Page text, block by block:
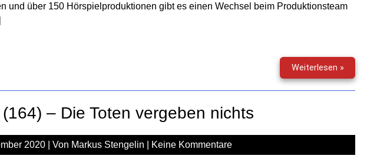
und über 150 Hörspielproduktionen gibt es einen Wechsel beim Produktionsteam
Weiterlesen »John
Sinclair
(180)
– Die Toten vergeben nichts
2020 | Von Markus Stengelin Keine Kommentare